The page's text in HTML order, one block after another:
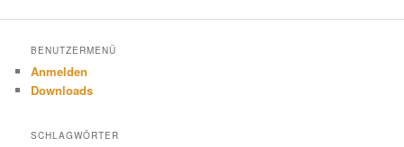
BENUTZERMENÜ
Anmelden
Downloads
SCHLAGWÖRTER